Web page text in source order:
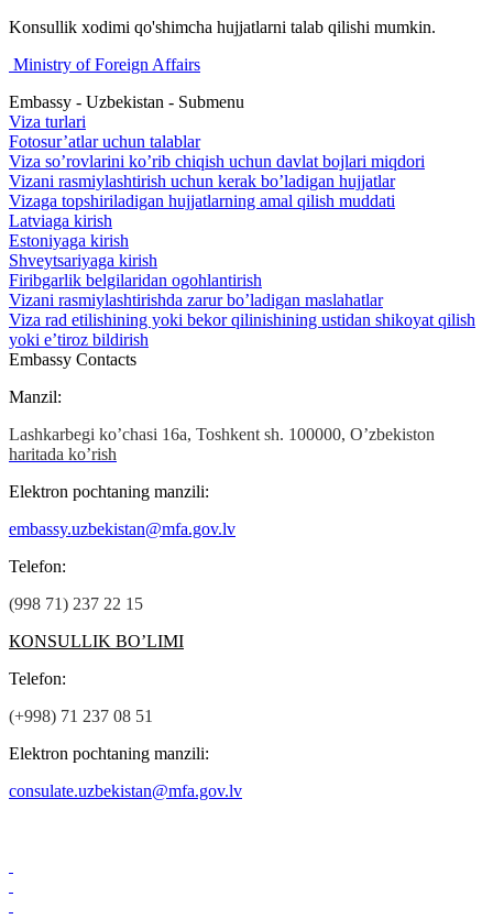
Konsullik xodimi qo'shimcha hujjatlarni talab qilishi mumkin.
Ministry of Foreign Affairs
Embassy - Uzbekistan - Submenu
Viza turlari
Fotosur’atlar uchun talablar
Viza so’rovlarini ko’rib chiqish uchun davlat bojlari miqdori
Vizani rasmiylashtirish uchun kerak bo’ladigan hujjatlar
Vizaga topshiriladigan hujjatlarning amal qilish muddati
Latviaga kirish
Estoniyaga kirish
Shveytsariyaga kirish
Firibgarlik belgilaridan ogohlantirish
Vizani rasmiylashtirishda zarur bo’ladigan maslahatlar
Viza rad etilishining yoki bekor qilinishining ustidan shikoyat qilish
yoki e’tiroz bildirish
Embassy Contacts
Manzil:
Lashkarbegi ko’chasi 16а, Toshkent sh. 100000, O’zbekiston
haritada ko’rish
Elektron pochtaning manzili:
embassy.uzbekistan@mfa.gov.lv
Теlefon:
(998 71) 237 22 15
КОNSULLIK BO’LIMI
Теlefon:
(+998) 71 237 08 51
Elektron pochtaning manzili:
consulate.uzbekistan@mfa.gov.lv